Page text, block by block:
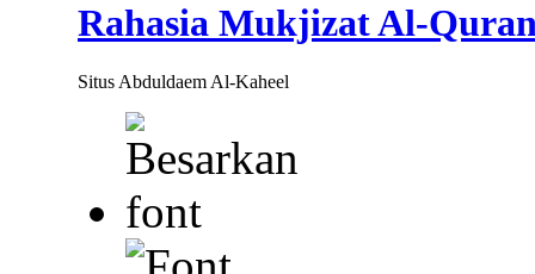
Rahasia Mukjizat Al-
Situs Abduldaem Al-Kaheel